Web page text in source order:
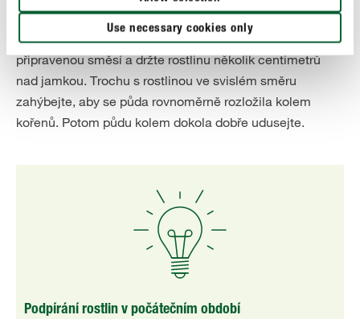
Use necessary cookies only
Pro prostokořenné rostlinyplatí: Vyplňte jamku
připravenou směsí a držte rostlinu několik centimetrů
nad jamkou. Trochu s rostlinou ve svislém směru
zahýbejte, aby se půda rovnoměrně rozložila kolem
kořenů. Potom půdu kolem dokola dobře udusejte.
Podpírání rostlin v počátečním období